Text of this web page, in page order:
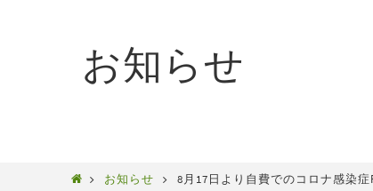
お知らせ
お知らせ 8月17日より自費でのコロナ感染症